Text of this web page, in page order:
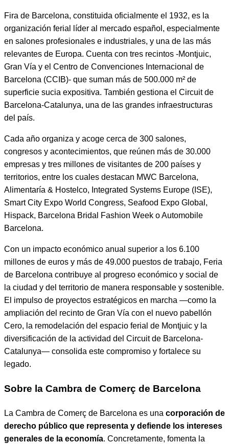
Fira de Barcelona, constituida oficialmente el 1932, es la
organización ferial líder al mercado español, especialmente
en salones profesionales e industriales, y una de las más
relevantes de Europa. Cuenta con tres recintos -Montjuic,
Gran Vía y el Centro de Convenciones Internacional de
Barcelona (CCIB)- que suman más de 500.000 m² de
superficie sucia expositiva. También gestiona el Circuit de
Barcelona-Catalunya, una de las grandes infraestructuras
del país.
Cada año organiza y acoge cerca de 300 salones,
congresos y acontecimientos, que reúnen más de 30.000
empresas y tres millones de visitantes de 200 países y
territorios, entre los cuales destacan MWC Barcelona,
Alimentaría & Hostelco, Integrated Systems Europe (ISE),
Smart City Expo World Congress, Seafood Expo Global,
Hispack, Barcelona Bridal Fashion Week o Automobile
Barcelona.
Con un impacto económico anual superior a los 6.100
millones de euros y más de 49.000 puestos de trabajo, Feria
de Barcelona contribuye al progreso económico y social de
la ciudad y del territorio de manera responsable y sostenible.
El impulso de proyectos estratégicos en marcha —como la
ampliación del recinto de Gran Vía con el nuevo pabellón
Cero, la remodelación del espacio ferial de Montjuic y la
diversificación de la actividad del Circuit de Barcelona-
Catalunya— consolida este compromiso y fortalece su
legado.
Sobre la Cambra de Comerç de Barcelona
La Cambra de Comerç de Barcelona es una corporación de
derecho público que representa y defiende los intereses
generales de la economía. Concretamente, fomenta la